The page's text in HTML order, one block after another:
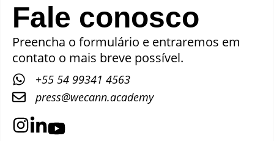
Fale conosco
Preencha o formulário e entraremos em
contato o mais breve possível.
+55 54 99341 4563
press@wecann.academy